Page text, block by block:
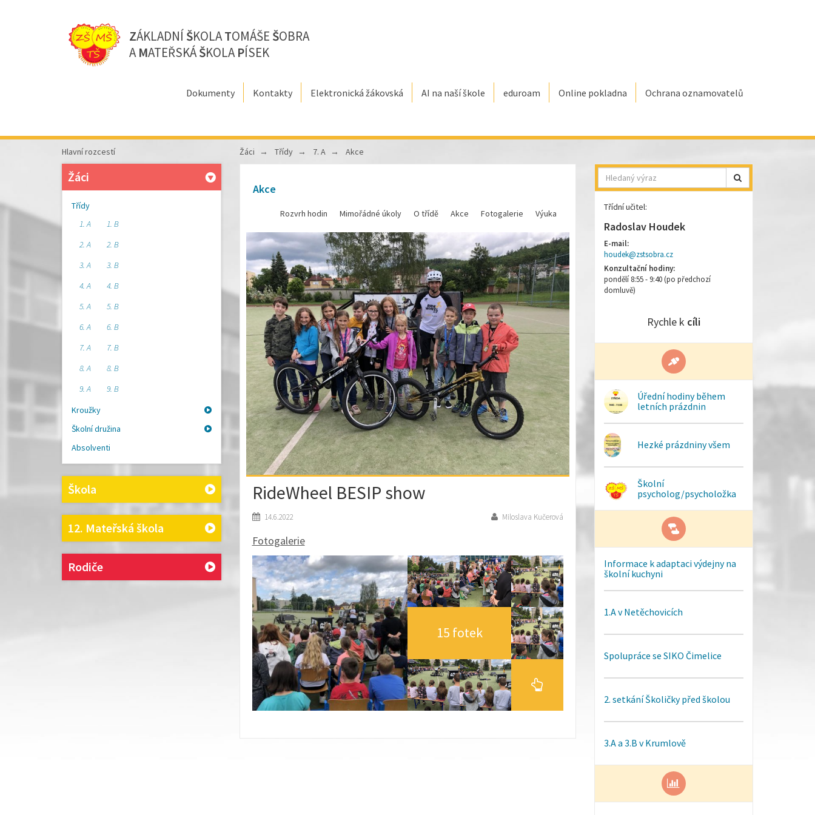
ZÁKLADNÍ ŠKOLATOMÁŠE ŠOBRA
AMATEŘSKÁŠKOLAPÍSEK
Dokumenty Kontakty Elektronická žákovská AI na naší škole eduroam Online pokladna Ochrana oznamovatelů
Hlavní rozcestí
Žáci
Třídy
1. A
1. B
2. A
2. B
3. A
3. B
4. A
4. B
5. A
5. B
6. A
6. B
7. A
7. B
8. A
8. B
9. A
9. B
Kroužky
Školní družina
Absolventi
Škola
12. Mateřská škola
Rodiče
Žáci Třídy 7. A Akce
Akce
Rozvrh hodin Mimořádné úkoly O třídě Akce Fotogalerie Výuka
RideWheel BESIP show
Miloslava Kučerová
14.6.2022
Fotogalerie
15 fotek
Hledat
Třídní učitel:
Radoslav Houdek
E-mail:
houdek@zstsobra.cz
Konzultační hodiny:
pondělí 8:55 - 9:40 (po předchozí
domluvě)
Rychle k cíli
Úřední hodiny během
letních prázdnin
Hezké prázdniny všem
Školní
psycholog/psycholožka
Informace k adaptaci výdejny na
školní kuchyni
1.A v Netěchovicích
Spolupráce se SIKO Čimelice
2. setkání Školičky před školou
3.A a 3.B v Krumlově